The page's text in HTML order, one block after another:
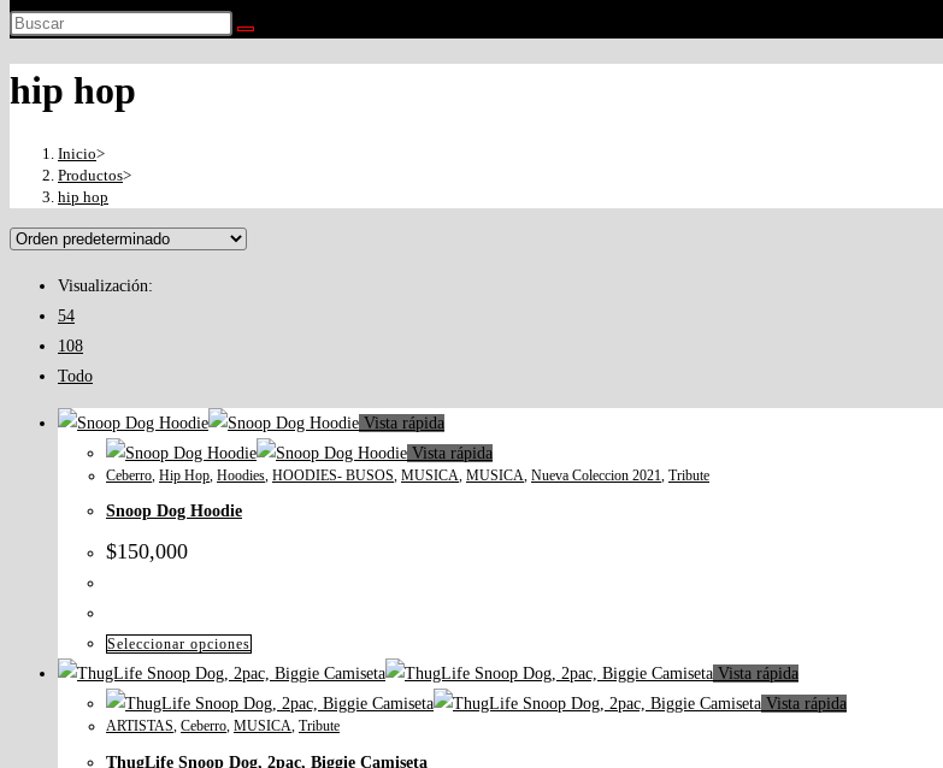
hip hop
Inicio>
Productos>
hip hop
Visualización:
54
108
Todo
Vista rápida
Vista rápida
Ceberro, Hip Hop, Hoodies, HOODIES- BUSOS, MUSICA, MUSICA, Nueva Coleccion 2021, Tribute
Snoop Dog Hoodie
$150,000
Seleccionar opciones
Vista rápida
Vista rápida
ARTISTAS, Ceberro, MUSICA, Tribute
ThugLife Snoop Dog, 2pac, Biggie Camiseta